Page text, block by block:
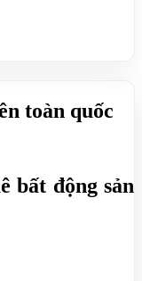
toàn quốc
bất động sản